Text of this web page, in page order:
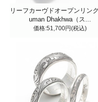
リーフカーヴドオープンリン
uman Dhakhwa（ス...
価格:51,700円(税込)